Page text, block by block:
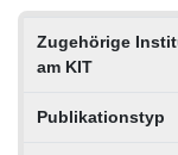
Zugehörige
am KIT
Publikationstyp